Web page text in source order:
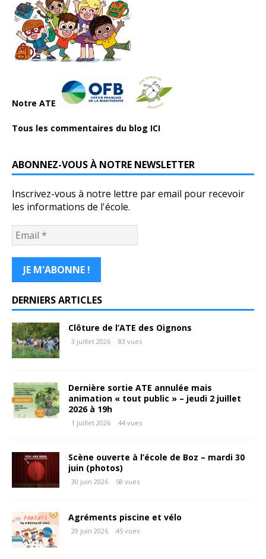
Notre ATE
Tous les commentaires du blog ICI
ABONNEZ-VOUS À NOTRE NEWSLETTER
Inscrivez-vous à notre lettre par email pour recevoir
les informations de l'école.
DERNIERS ARTICLES
Clôture de l’ATE des Oignons
3 juillet 2026 83 vues
Dernière sortie ATE annulée mais
animation « tout public » – jeudi 2 juillet
2026 à 19h
1 juillet 2026 44 vues
Scène ouverte à l’école de Boz – mardi 30
juin (photos)
30 juin 2026 58 vues
Agréments piscine et vélo
29 juin 2026 45 vues